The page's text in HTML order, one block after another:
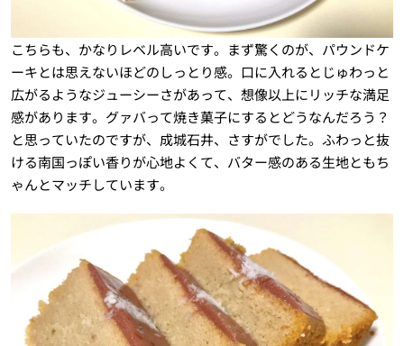
こちらも、かなりレベル高いです。まず驚くのが、パウンドケ
ーキとは思えないほどのしっとり感。口に入れるとじゅわっと
広がるようなジューシーさがあって、想像以上にリッチな満足
感があります。グァバって焼き菓子にするとどうなんだろう？
と思っていたのですが、成城石井、さすがでした。ふわっと抜
ける南国っぽい香りが心地よくて、バター感のある生地ともち
ゃんとマッチしています。